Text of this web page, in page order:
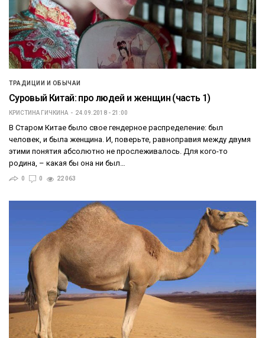
ТРАДИЦИИ И ОБЫЧАИ
Суровый Китай: про людей и женщин (часть 1)
КРИСТИНА ГИЧКИНА 24.09.2018 - 21:00
В Старом Китае было свое гендерное распределение: был
человек, и была женщина. И, поверьте, равноправия между двумя
этими понятия абсолютно не прослеживалось. Для кого-то
родина, – какая бы она ни был…
0 0 22 063